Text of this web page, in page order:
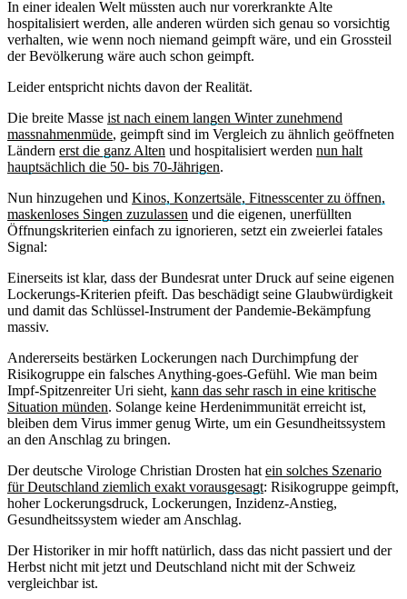
In einer idealen Welt müssten auch nur vorerkrankte Alte
hospitalisiert werden, alle anderen würden sich genau so vorsichtig
verhalten, wie wenn noch niemand geimpft wäre, und ein Grossteil
der Bevölkerung wäre auch schon geimpft.
Leider entspricht nichts davon der Realität.
Die breite Masse ist nach einem langen Winter zunehmend
massnahmenmüde, geimpft sind im Vergleich zu ähnlich geöffneten
Ländern erst die ganz Alten und hospitalisiert werden nun halt
hauptsächlich die 50- bis 70-Jährigen.
Nun hinzugehen und Kinos, Konzertsäle, Fitnesscenter zu öffnen,
maskenloses Singen zuzulassen und die eigenen, unerfüllten
Öffnungskriterien einfach zu ignorieren, setzt ein zweierlei fatales
Signal:
Einerseits ist klar, dass der Bundesrat unter Druck auf seine eigenen
Lockerungs-Kriterien pfeift. Das beschädigt seine Glaubwürdigkeit
und damit das Schlüssel-Instrument der Pandemie-Bekämpfung
massiv.
Andererseits bestärken Lockerungen nach Durchimpfung der
Risikogruppe ein falsches Anything-goes-Gefühl. Wie man beim
Impf-Spitzenreiter Uri sieht, kann das sehr rasch in eine kritische
Situation münden. Solange keine Herdenimmunität erreicht ist,
bleiben dem Virus immer genug Wirte, um ein Gesundheitssystem
an den Anschlag zu bringen.
Der deutsche Virologe Christian Drosten hat ein solches Szenario
für Deutschland ziemlich exakt vorausgesagt: Risikogruppe geimpft,
hoher Lockerungsdruck, Lockerungen, Inzidenz-Anstieg,
Gesundheitssystem wieder am Anschlag.
Der Historiker in mir hofft natürlich, dass das nicht passiert und der
Herbst nicht mit jetzt und Deutschland nicht mit der Schweiz
vergleichbar ist.